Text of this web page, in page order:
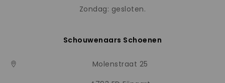
Zondag: gesloten.
Schouwenaars Schoenen
Molenstraat 25